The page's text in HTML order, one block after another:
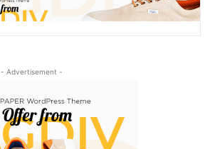
- Advertisement -